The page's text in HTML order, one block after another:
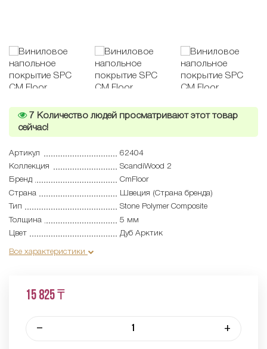
7 Количество людей просматривают этот товар
сейчас!
Артикул
62404
Коллекция
ScandiWood 2
Бренд
CmFloor
Страна
Швеция (Страна бренда)
Тип
Stone Polymer Composite
Толщина
5 мм
Цвет
Дуб Арктик
Все характеристики
15 825 ₸
– +